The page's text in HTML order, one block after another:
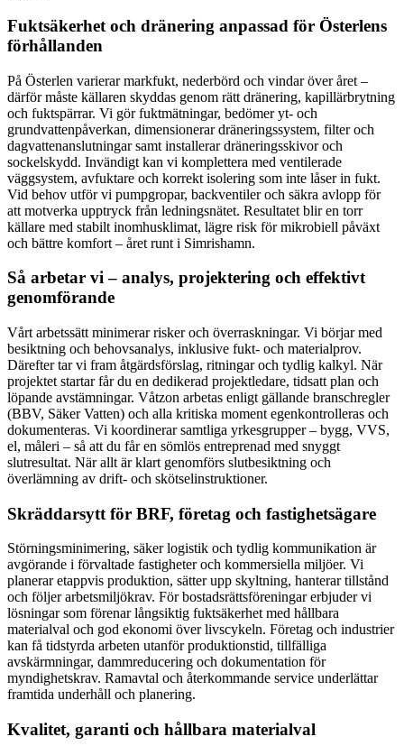
Fuktsäkerhet och dränering anpassad för Österlens
förhållanden
På Österlen varierar markfukt, nederbörd och vindar över året –
därför måste källaren skyddas genom rätt dränering, kapillärbrytning
och fuktspärrar. Vi gör fuktmätningar, bedömer yt- och
grundvattenpåverkan, dimensionerar dräneringssystem, filter och
dagvattenanslutningar samt installerar dräneringsskivor och
sockelskydd. Invändigt kan vi komplettera med ventilerade
väggsystem, avfuktare och korrekt isolering som inte låser in fukt.
Vid behov utför vi pumpgropar, backventiler och säkra avlopp för
att motverka upptryck från ledningsnätet. Resultatet blir en torr
källare med stabilt inomhusklimat, lägre risk för mikrobiell påväxt
och bättre komfort – året runt i Simrishamn.
Så arbetar vi – analys, projektering och effektivt
genomförande
Vårt arbetssätt minimerar risker och överraskningar. Vi börjar med
besiktning och behovsanalys, inklusive fukt- och materialprov.
Därefter tar vi fram åtgärdsförslag, ritningar och tydlig kalkyl. När
projektet startar får du en dedikerad projektledare, tidsatt plan och
löpande avstämningar. Våtzon arbetas enligt gällande branschregler
(BBV, Säker Vatten) och alla kritiska moment egenkontrolleras och
dokumenteras. Vi koordinerar samtliga yrkesgrupper – bygg, VVS,
el, måleri – så att du får en sömlös entreprenad med snyggt
slutresultat. När allt är klart genomförs slutbesiktning och
överlämning av drift- och skötselinstruktioner.
Skräddarsytt för BRF, företag och fastighetsägare
Störningsminimering, säker logistik och tydlig kommunikation är
avgörande i förvaltade fastigheter och kommersiella miljöer. Vi
planerar etappvis produktion, sätter upp skyltning, hanterar tillstånd
och följer arbetsmiljökrav. För bostadsrättsföreningar erbjuder vi
lösningar som förenar långsiktig fuktsäkerhet med hållbara
materialval och god ekonomi över livscykeln. Företag och industrier
kan få tidstyrda arbeten utanför produktionstid, tillfälliga
avskärmningar, dammreducering och dokumentation för
myndighetskrav. Ramavtal och återkommande service underlättar
framtida underhåll och planering.
Kvalitet, garanti och hållbara materialval